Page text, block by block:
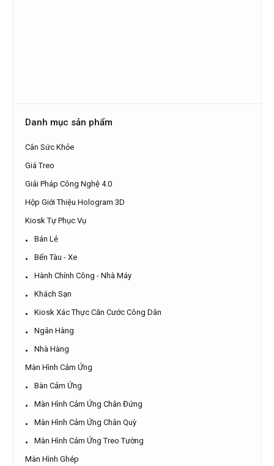
Danh mục sản phẩm
Cân Sức Khỏe
Giá Treo
Giải Pháp Công Nghệ 4.0
Hộp Giới Thiệu Hologram 3D
Kiosk Tự Phục Vụ
Bán Lẻ
Bến Tàu - Xe
Hành Chính Công - Nhà Máy
Khách Sạn
Kiosk Xác Thực Căn Cước Công Dân
Ngân Hàng
Nhà Hàng
Màn Hình Cảm Ứng
Bàn Cảm Ứng
Màn Hình Cảm Ứng Chân Đứng
Màn Hình Cảm Ứng Chân Quỳ
Màn Hình Cảm Ứng Treo Tường
Màn Hình Ghép